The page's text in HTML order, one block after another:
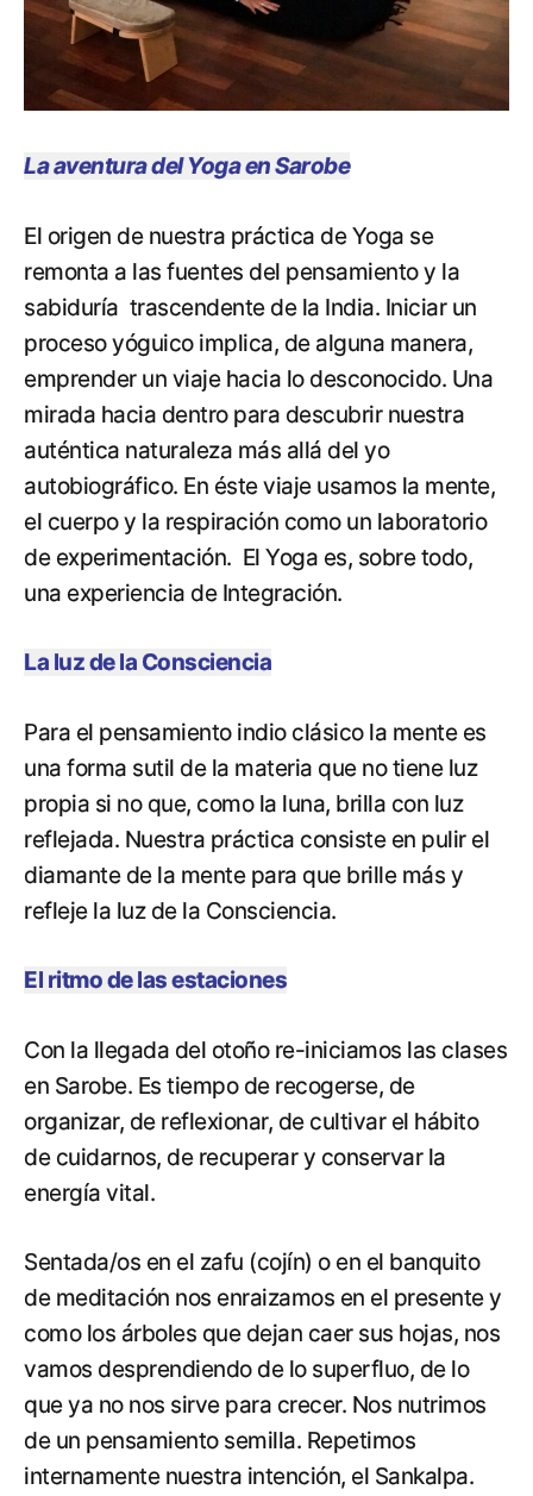
La aventura del Yoga en Sarobe
El origen de nuestra práctica de Yoga se
remonta a las fuentes del pensamiento y la
sabiduría trascendente de la India. Iniciar un
proceso yóguico implica, de alguna manera,
emprender un viaje hacia lo desconocido. Una
mirada hacia dentro para descubrir nuestra
auténtica naturaleza más allá del yo
autobiográfico. En éste viaje usamos la mente,
el cuerpo y la respiración como un laboratorio
de experimentación. El Yoga es, sobre todo,
una experiencia de Integración.
La luz de la Consciencia
Para el pensamiento indio clásico la mente es
una forma sutil de la materia que no tiene luz
propia si no que, como la luna, brilla con luz
reflejada. Nuestra práctica consiste en pulir el
diamante de la mente para que brille más y
refleje la luz de la Consciencia.
El ritmo de las estaciones
Con la llegada del otoño re-iniciamos las clases
en Sarobe. Es tiempo de recogerse, de
organizar, de reflexionar, de cultivar el hábito
de cuidarnos, de recuperar y conservar la
energía vital.
Sentada/os en el zafu (cojín) o en el banquito
de meditación nos enraizamos en el presente y
como los árboles que dejan caer sus hojas, nos
vamos desprendiendo de lo superfluo, de lo
que ya no nos sirve para crecer. Nos nutrimos
de un pensamiento semilla. Repetimos
internamente nuestra intención, el Sankalpa.